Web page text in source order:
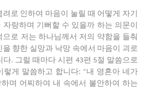
로 인하여 마음이 눌릴 때 어떻게 자기
자랑하며 기뻐할 수 있을까 하는 의문이
으로 저는 하나님께서 저의 약함을 들춰
을 향한 실망과 낙망 속에서 마음이 괴로
다. 그럴 때마다 시편 43편 5절 말씀으로
렇게 말씀하고 합니다: “내 영혼아 네가
며 어찌하여 내 속에서 불안하여 하는